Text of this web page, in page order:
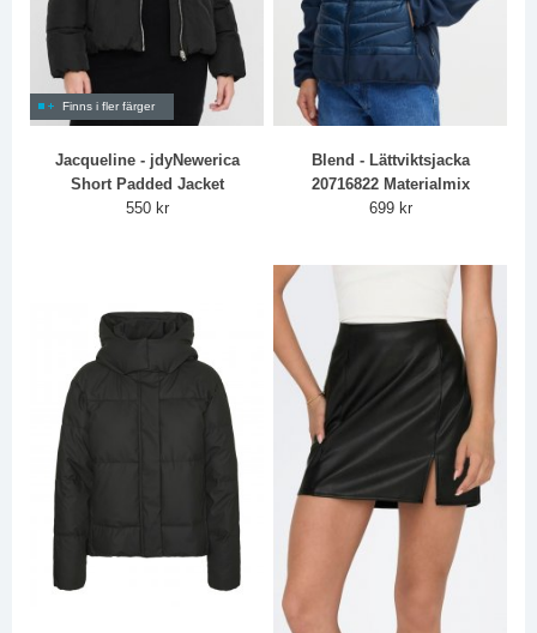
Finns i fler färger
Jacqueline - jdyNewerica
Short Padded Jacket
550 kr
Blend - Lättviktsjacka
20716822 Materialmix
699 kr